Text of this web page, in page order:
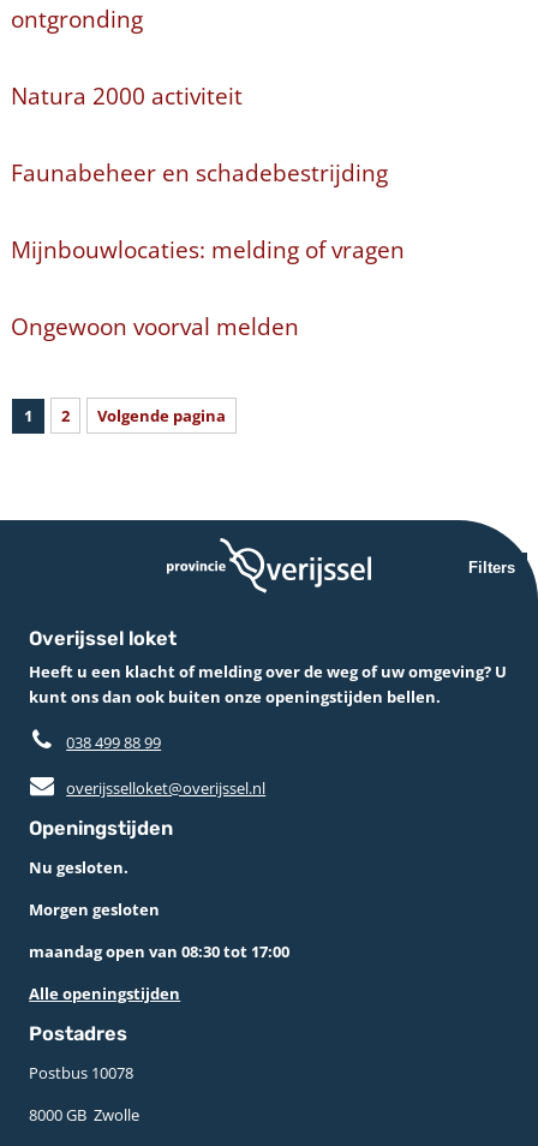
ontgronding
Natura 2000 activiteit
Faunabeheer en schadebestrijding
Mijnbouwlocaties: melding of vragen
Ongewoon voorval melden
1 2 Volgende pagina
Filters
Overijssel loket
Heeft u een klacht of melding over de weg of uw omgeving? U
kunt ons dan ook buiten onze openingstijden bellen.
038 499 88 99
overijsselloket@overijssel.nl
Openingstijden
Nu gesloten.
Morgen gesloten
maandag open van 08:30 tot 17:00
Alle openingstijden
Postadres
Postbus 10078 ­
8000 GB ­ Zwolle